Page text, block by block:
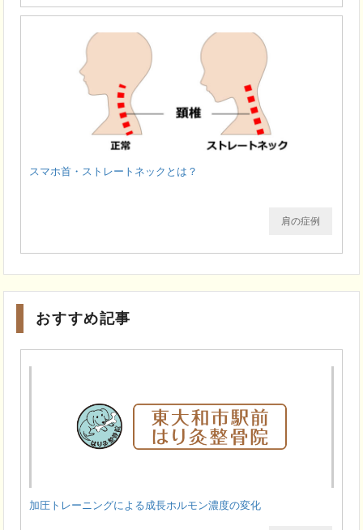
スマホ首・ストレートネックとは？
肩の症例
おすすめ記事
加圧トレーニングによる成長ホルモン濃度の変化